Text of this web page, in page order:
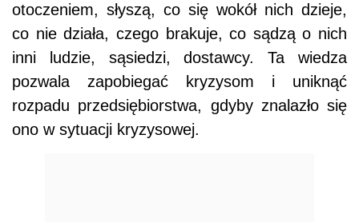
otoczeniem, słyszą, co się wokół nich dzieje,
co nie działa, czego brakuje, co sądzą o nich
inni ludzie, sąsiedzi, dostawcy. Ta wiedza
pozwala zapobiegać kryzysom i uniknąć
rozpadu przedsiębiorstwa, gdyby znalazło się
ono w sytuacji kryzysowej.